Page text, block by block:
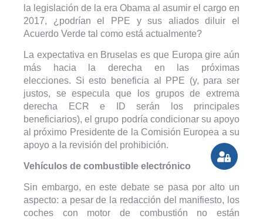
la legislación de la era Obama al asumir el cargo en
2017, ¿podrían el PPE y sus aliados diluir el
Acuerdo Verde tal como está actualmente?
La expectativa en Bruselas es que Europa gire aún
más hacia la derecha en las próximas
elecciones. Si esto beneficia al PPE (y, para ser
justos, se especula que los grupos de extrema
derecha ECR e ID serán los principales
beneficiarios), el grupo podría condicionar su apoyo
al próximo Presidente de la Comisión Europea a su
apoyo a la revisión del prohibición.
Vehículos de combustible electrónico
Sin embargo, en este debate se pasa por alto un
aspecto: a pesar de la redacción del manifiesto, los
coches con motor de combustión no están